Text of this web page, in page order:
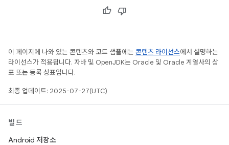
이 페이지에 나와 있는 콘텐츠와 코드 샘플에는 콘텐츠 라이선스에서 설명하는
라이선스가 적용됩니다. 자바 및 OpenJDK는 Oracle 및 Oracle 계열사의 상
표 또는 등록 상표입니다.
최종 업데이트: 2025-07-27(UTC)
빌드
Android 저장소